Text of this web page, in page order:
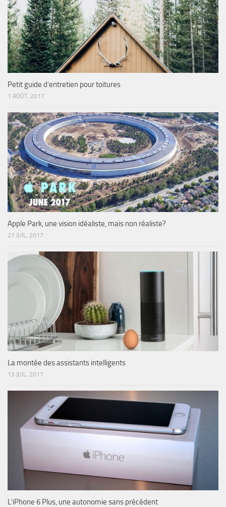
Petit guide d’entretien pour toitures
1 AOÛT, 2017
Apple Park, une vision idéaliste, mais non réaliste?
27 JUIL, 2017
La montée des assistants intelligents
13 JUIL, 2017
L’iPhone 6 Plus, une autonomie sans précédent